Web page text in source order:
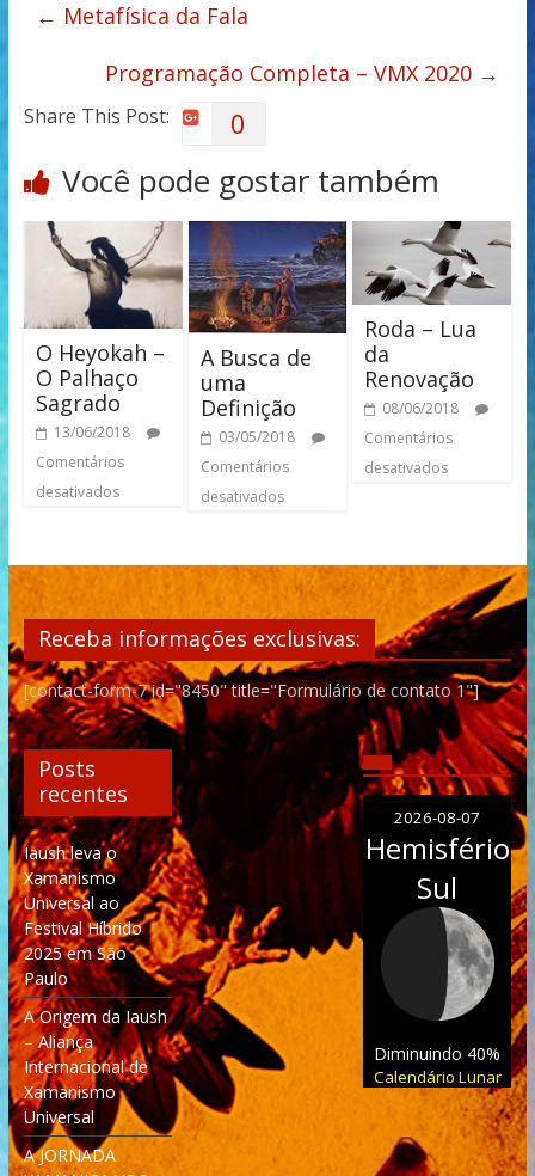
← Metafísica da Fala
Programação Completa – VMX 2020 →
Share This Post: 0
Você pode gostar também
O Heyokah –
O Palhaço
Sagrado
13/06/2018
Comentários
desativados
A Busca de
uma
Definição
03/05/2018
Comentários
desativados
Roda – Lua
da
Renovação
08/06/2018
Comentários
desativados
Receba informações exclusivas:
[contact-form-7 id="8450" title="Formulário de contato 1"]
Posts
recentes
Iaush leva o
Xamanismo
Universal ao
Festival Híbrido
2025 em São
Paulo
A Origem da Iaush
– Aliança
Internacional de
Xamanismo
Universal
A JORNADA
2026-08-07
Hemisfério
Sul
Diminuindo 40%
Calendário Lunar